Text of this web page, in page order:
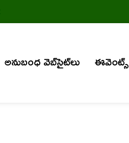
అనుబంధ వెబ్‌సైట్‌లు
ఈవెంట్స్